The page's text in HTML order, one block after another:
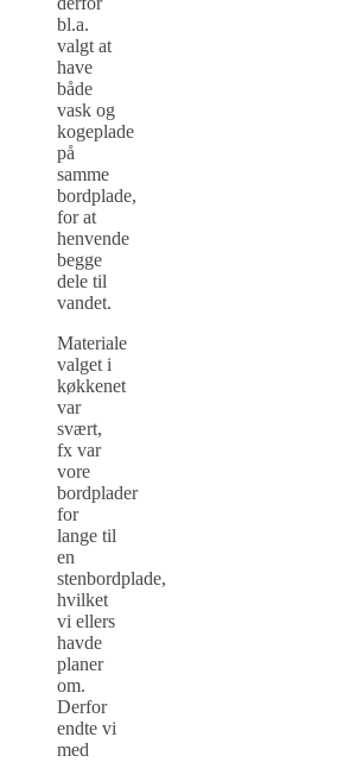
bl.a.
valgt at
have
både
vask og
kogeplade
på
samme
bordplade,
for at
henvende
begge
dele til
vandet.
Materiale
valget i
køkkenet
var
svært,
fx var
vore
bordplader
for
lange til
en
stenbordplade,
hvilket
vi ellers
havde
planer
om.
Derfor
endte vi
med